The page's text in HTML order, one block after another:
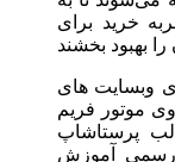
خرید برای
وبسایت های
موتور فریم
پرستاشاپ
رسمی آموزش